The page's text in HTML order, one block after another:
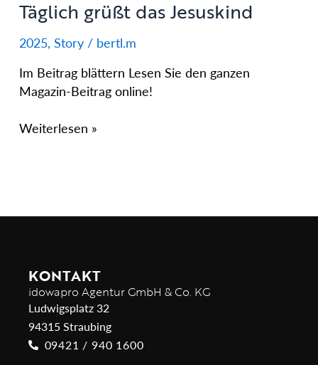
Täglich grüßt das Jesuskind
2025, Story/ bertl.m
Im Beitrag blättern Lesen Sie den ganzen
Magazin-Beitrag online!
Weiterlesen »
KONTAKT
idowapro Agentur GmbH & Co. KG
Ludwigsplatz 32
94315 Straubing
09421 / 940 1600